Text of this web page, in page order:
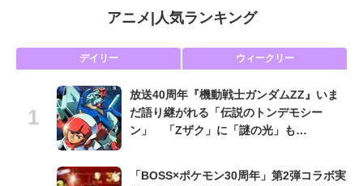
アニメ 人気ランキング
デイリー ウィークリー
放送40周年『機動戦士ガンダムZZ』いま
だ語り継がれる「伝説のトンデモシー
ン」 「Zザク」に「謎の光」も…
「BOSS×ポケモン30周年」第2弾コラボ実